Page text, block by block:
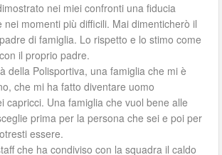
nei miei confronti una fiducia
nei momenti più difficili. Mai dimenticherò il
di famiglia. Lo rispetto e lo stimo come
il proprio padre.
della Polisportiva, una famiglia che mi è
che mi ha fatto diventare uomo
capricci. Una famiglia che vuol bene alle
prima per la persona che sei e poi per
essere.
che ha condiviso con la squadra il caldo